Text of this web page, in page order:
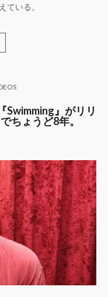
ている。
』がリリ
ちょうど8年。